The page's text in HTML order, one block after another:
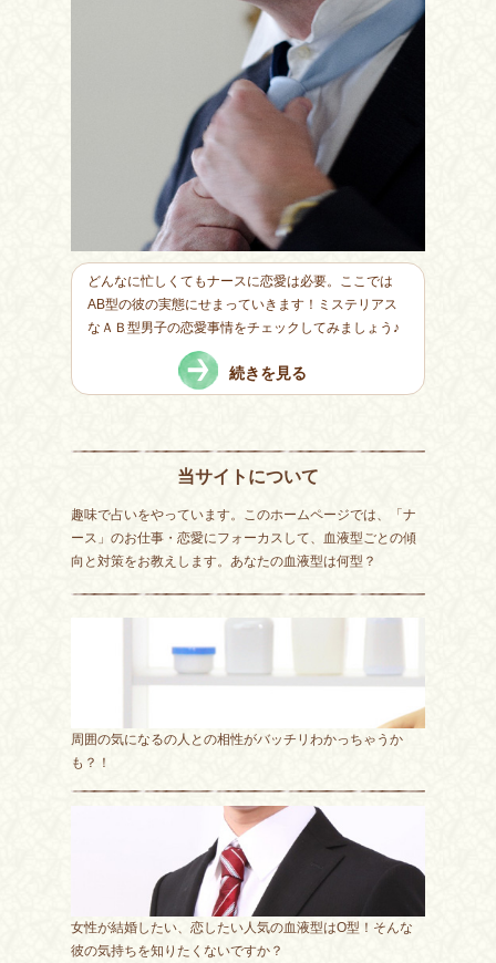
どんなに忙しくてもナースに恋愛は必要。ここでは
AB型の彼の実態にせまっていきます！ミステリアス
なＡＢ型男子の恋愛事情をチェックしてみましょう♪
続きを見る
当サイトについて
趣味で占いをやっています。このホームページでは、「ナ
ース」のお仕事・恋愛にフォーカスして、血液型ごとの傾
向と対策をお教えします。あなたの血液型は何型？
仕事でいい相性ランキング
周囲の気になるの人との相性がバッチリわかっちゃうか
も？！
女性が結婚したい、恋したい人気の血液型はO型！そんな
彼の気持ちを知りたくないですか？